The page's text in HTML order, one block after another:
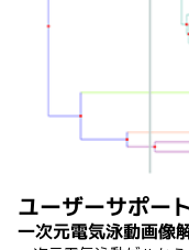
ユーザーサポー
一次元電気泳動画像